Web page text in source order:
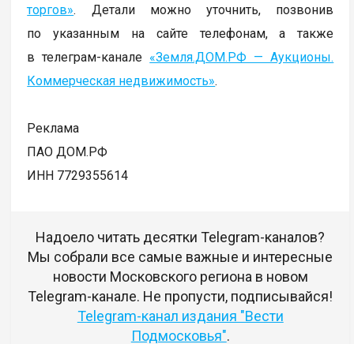
торгов». Детали можно уточнить, позвонив
по указанным на сайте телефонам, а также
в телеграм-канале «Земля.ДОМ.РФ — Аукционы.
Коммерческая недвижимость».
Реклама
ПАО ДОМ.РФ
ИНН 7729355614
Надоело читать десятки Telegram-каналов?
Мы собрали все самые важные и интересные
новости Московского региона в новом
Telegram-канале. Не пропусти, подписывайся!
Telegram-канал издания "Вести
Подмосковья".